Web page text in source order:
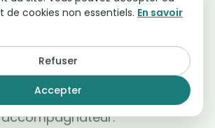
un bureau d'études
une entreprise de travaux.
change ce que nous avons à
votre projet, et c'est le premier
quand on choisit un
accompagnateur.
de cookies non essentiels. En savoir
Refuser
Accepter